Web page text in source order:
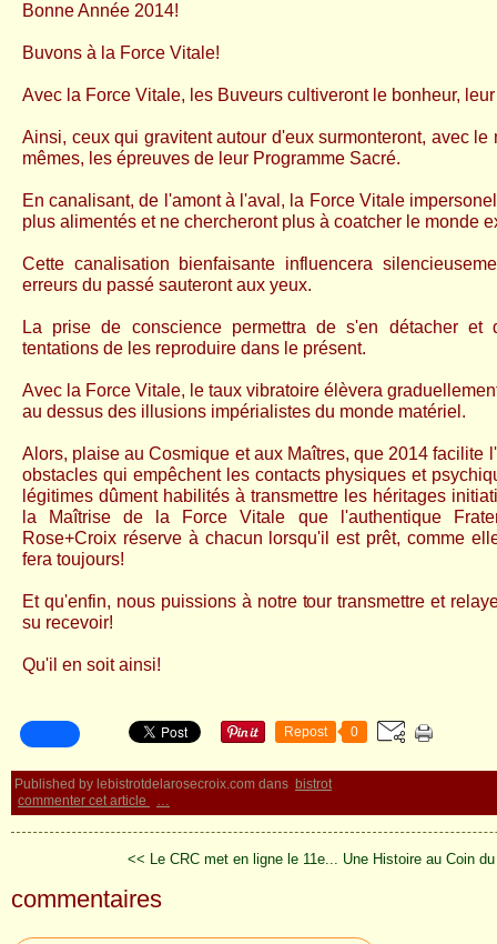
Bonne Année 2014!
Buvons à la Force Vitale!
Avec la Force Vitale, les Buveurs cultiveront le bonheur,
Ainsi, ceux qui gravitent autour d'eux surmonteront, avec le
mêmes, les épreuves de leur Programme Sacré.
En canalisant, de l'amont à l'aval, la Force Vitale
plus alimentés et ne chercheront plus à coatcher le monde
Cette canalisation bienfaisante influencera
erreurs du passé sauteront aux yeux.
La prise de conscience permettra de s'en détacher et
tentations de les reproduire dans le présent.
Avec la Force Vitale, le taux vibratoire élèvera
au dessus des illusions impérialistes du monde matériel.
Alors, plaise au Cosmique et aux Maîtres, que 2014 facilite
obstacles qui empêchent les contacts physiques et
légitimes dûment habilités à transmettre les héritages
la Maîtrise de la Force Vitale que l'authentique
Rose+Croix réserve à chacun lorsqu'il est prêt, comme
fera toujours!
Et qu'enfin, nous puissions à notre tourtransmettre et
su recevoir!
Qu'il en soit ainsi!
Repost 0
Published by lebistrotdelarosecroix.com dans bistrot
commenter cet article
…
<< Le CRC met en ligne le 11e... Une Histoire au Coin
commentaires